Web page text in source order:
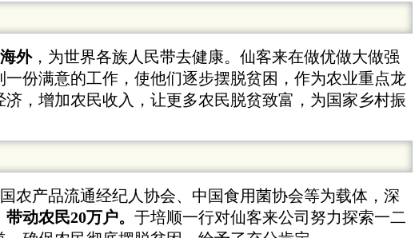
外，为世界各族人民带去健康。仙客来在做优做大做强
份满意的工作，使他们逐步摆脱贫困，作为农业重点龙
，增加农民收入，让更多农民脱贫致富，为国家乡村振
农产品流通经纪人协会、中国食用菌协会等为载体，深
动农民20万户。 于培顺一行对仙客来公司努力探索一二